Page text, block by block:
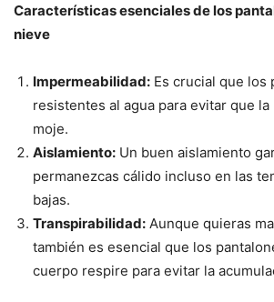
Características esenciales de los
nieve
Impermeabilidad: Es crucial que los
resistentes al agua para evitar que
moje.
Aislamiento: Un buen aislamiento
permanezcas cálido incluso en las
bajas.
Transpirabilidad: Aunque quieras
también es esencial que los
cuerpo respire para evitar la